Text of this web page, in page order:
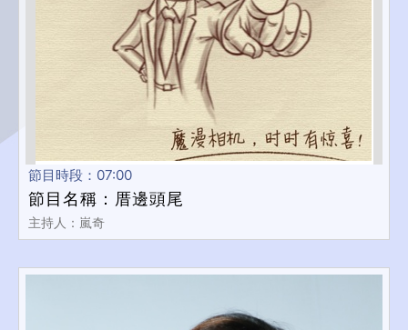
節目時段：07:00
節目名稱：厝邊頭尾
主持人：嵐奇